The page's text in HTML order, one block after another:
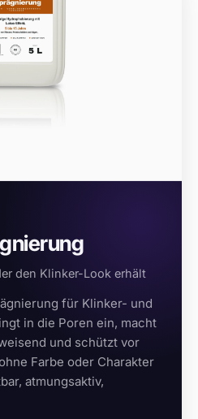
den Klinker-Look erhält
für Klinker- und
in die Poren ein, macht
und schützt vor
Farbe oder Charakter
atmungsaktiv,